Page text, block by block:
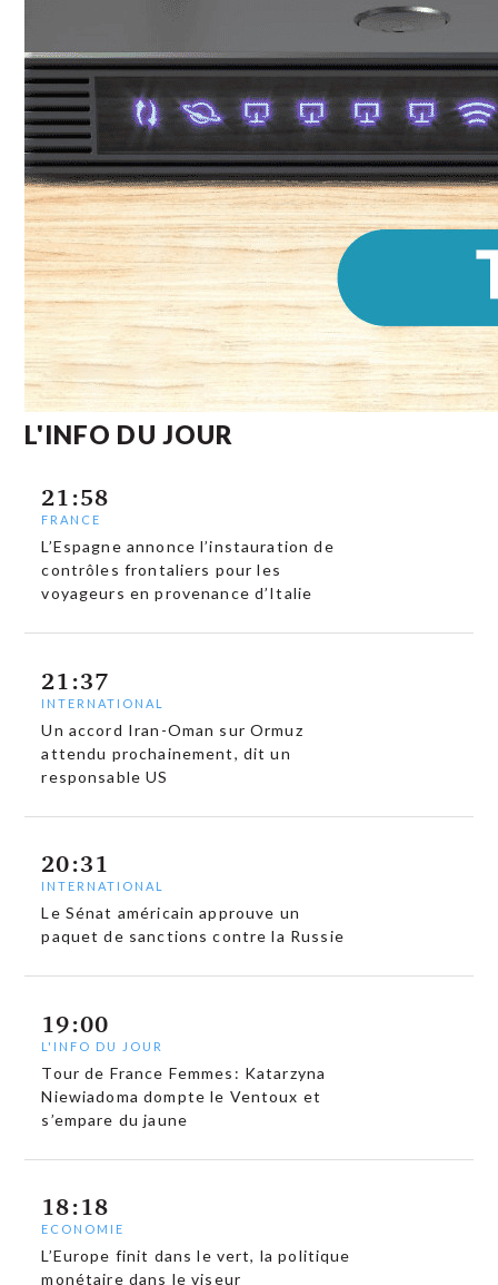
L'INFO DU JOUR
21:58
FRANCE
L’Espagne annonce l’instauration de
contrôles frontaliers pour les
voyageurs en provenance d’Italie
21:37
INTERNATIONAL
Un accord Iran-Oman sur Ormuz
attendu prochainement, dit un
responsable US
20:31
INTERNATIONAL
Le Sénat américain approuve un
paquet de sanctions contre la Russie
19:00
L'INFO DU JOUR
Tour de France Femmes: Katarzyna
Niewiadoma dompte le Ventoux et
s’empare du jaune
18:18
ECONOMIE
L’Europe finit dans le vert, la politique
monétaire dans le viseur